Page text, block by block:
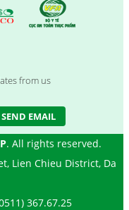
from us
SEND EMAIL
. All rights reserved.
Lien Chieu District, Da
367.67.25